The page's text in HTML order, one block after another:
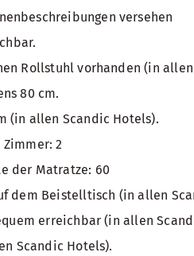
versehen
Rollstuhl vorhanden (in
80 cm.
(in allen Scandic Hotels).
2
der Matratze: 60
dem Beistelltisch (in allen
erreichbar (in allen
Scandic Hotels).